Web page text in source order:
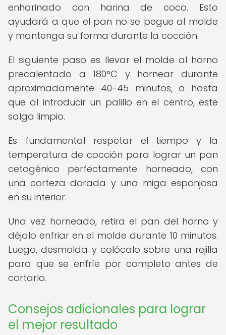
enharinado con harina de coco. Esto
ayudará a que el pan no se pegue al molde
y mantenga su forma durante la cocción.
El siguiente paso es llevar el molde al horno
precalentado a 180°C y hornear durante
aproximadamente 40-45 minutos, o hasta
que al introducir un palillo en el centro, este
salga limpio.
Es fundamental respetar el tiempo y la
temperatura de cocción para lograr un pan
cetogénico perfectamente horneado, con
una corteza dorada y una miga esponjosa
en su interior.
Una vez horneado, retira el pan del horno y
déjalo enfriar en el molde durante 10 minutos.
Luego, desmolda y colócalo sobre una rejilla
para que se enfríe por completo antes de
cortarlo.
Consejos adicionales para lograr
el mejor resultado